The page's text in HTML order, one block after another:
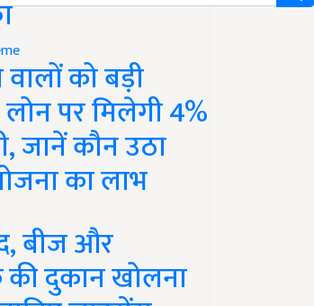
को बड़ी
लोन पर मिलेगी 4%
जानें कौन उठा
का लाभ
बीज और
दुकान खोलना